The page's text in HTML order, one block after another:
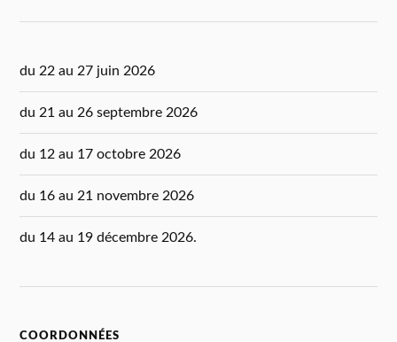
du 22 au 27 juin 2026
du 21 au 26 septembre 2026
du 12 au 17 octobre 2026
du 16 au 21 novembre 2026
du 14 au 19 décembre 2026.
COORDONNÉES